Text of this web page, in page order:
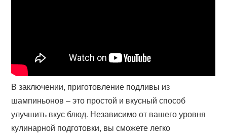
В заключении, приготовление подливы из
шампиньонов – это простой и вкусный способ
улучшить вкус блюд. Независимо от вашего уровня
кулинарной подготовки, вы сможете легко